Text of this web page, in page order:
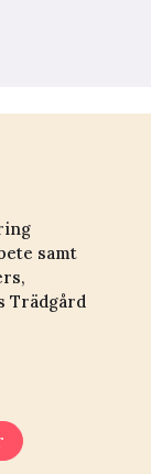
samt
Trädgård